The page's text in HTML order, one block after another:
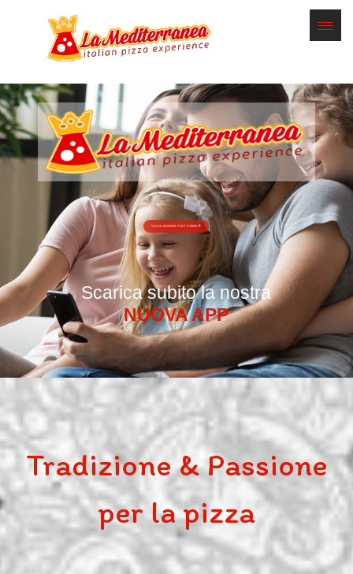
VAI SU GOOGLE PLAY STORE
Scarica subito la nostra
NUOVA APP
Tradizione & Passione
per la pizza